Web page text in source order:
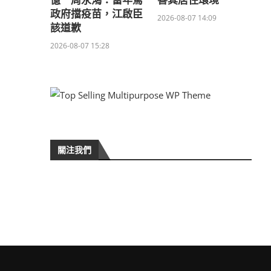
政府擋疫苗，江啟臣
該道歉
2026-08-07 15:28
2026-08-07 14:09
關注我們